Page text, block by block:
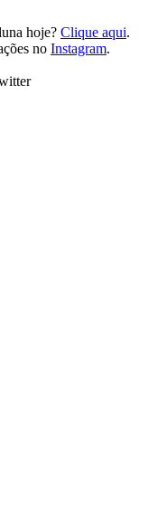
hoje? Clique aqui.
no Instagram.